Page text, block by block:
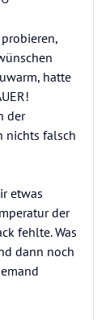
hatte
der
nichts falsch
etwas
der
fehlte. Was
dann noch